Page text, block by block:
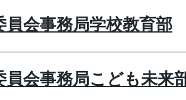
員会事務局学校教育部
員会事務局こども未来